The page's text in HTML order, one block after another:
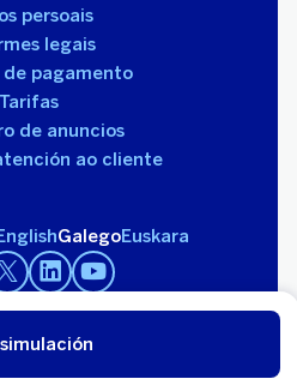
persoais
legais
de pagamento
Tarifas
de anuncios
ao cliente
GalegoEuskara
Argentaria, S.A. 2026